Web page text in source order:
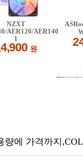
량에 가격까지